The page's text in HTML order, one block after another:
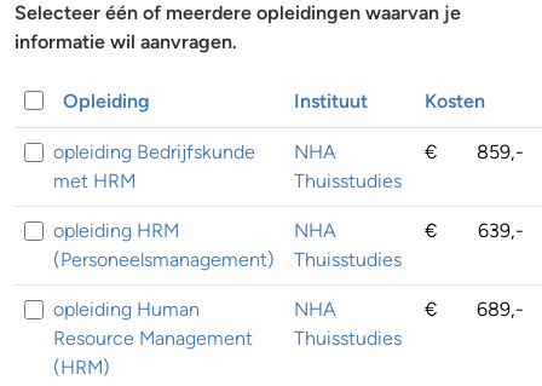
Selecteer één of meerdere opleidingen waarvan je
informatie wil aanvragen.
Opleiding Instituut Kosten
opleiding Bedrijfskunde
met HRM
NHA
Thuisstudies
€ 859,-
opleiding HRM
(Personeelsmanagement)
NHA
Thuisstudies
€ 639,-
opleiding Human
Resource Management
(HRM)
NHA
Thuisstudies
€ 689,-